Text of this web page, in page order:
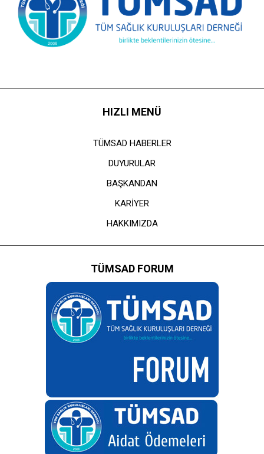
HIZLI MENÜ
TÜMSAD HABERLER
DUYURULAR
BAŞKANDAN
KARİYER
HAKKIMIZDA
TÜMSAD FORUM